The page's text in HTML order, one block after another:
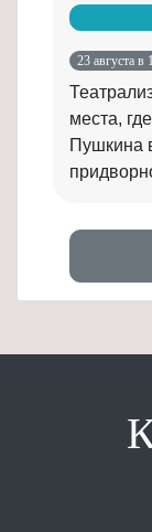
23 августа в
места,
Пушкина